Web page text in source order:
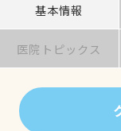
基本情報
医院トピックス